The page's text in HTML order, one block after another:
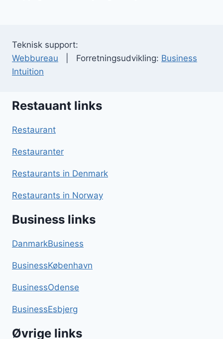
Teknisk support:
Webbureau | Forretningsudvikling: Business
Intuition
Restauant links
Restaurant
Restauranter
Restaurants in Denmark
Restaurants in Norway
Business links
DanmarkBusiness
BusinessKøbenhavn
BusinessOdense
BusinessEsbjerg
Øvrige links